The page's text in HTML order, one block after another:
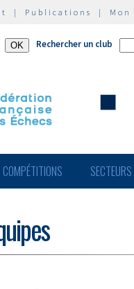
| Publications | Mon
Rechercher un club
COMPÉTITIONS SECTEURS